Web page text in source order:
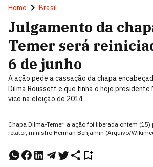
Home Brasil
Julgamento da
Temer será
6 de junho
A ação pede a cassação da chapa
Dilma Rousseff e que tinha o hoje presidente
vice na eleição de 2014
Chapa Dilma-Temer: a ação foi liberada ontem
relator, ministro Herman Benjamin (Arquivo/